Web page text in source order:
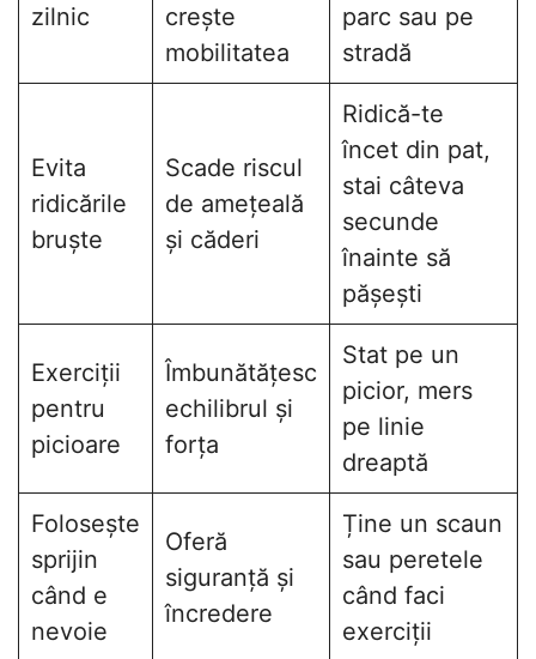
zilnic
crește
mobilitatea
parc sau pe
stradă
Evita
ridicările
bruște
Scade riscul
de amețeală
și căderi
Ridică-te
încet din pat,
stai câteva
secunde
înainte să
pășești
Exerciții
pentru
picioare
Îmbunătățesc
echilibrul și
forța
Stat pe un
picior, mers
pe linie
dreaptă
Folosește
sprijin
când e
nevoie
Oferă
siguranță și
încredere
Ține un scaun
sau peretele
când faci
exerciții